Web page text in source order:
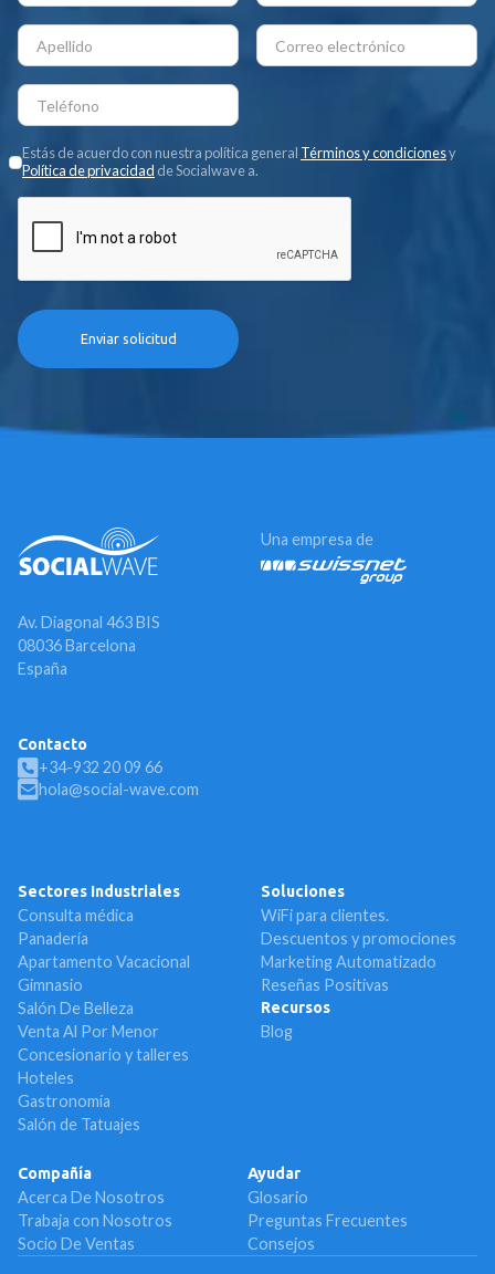
Estás de acuerdo con nuestra política general Términos y condicionesy
Política de privacidad de Socialwave a.
Av. Diagonal 463 BIS
08036 Barcelona
España
Una empresa de
Contacto
+34-932 20 09 66
hola@social-wave.com
Sectores Industriales
Consulta médica
Panadería
Apartamento Vacacional
Gimnasio
Salón De Belleza
Venta Al Por Menor
Concesionario y talleres
Hoteles
Gastronomía
Salón de Tatuajes
Soluciones
WiFi para clientes.
Descuentos y promociones
Marketing Automatizado
Reseñas Positivas
Recursos
Blog
Compañía
Acerca De Nosotros
Trabaja con Nosotros
Socio De Ventas
Ayudar
Glosario
Preguntas Frecuentes
Consejos